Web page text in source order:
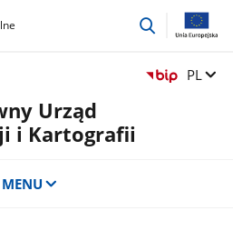
przejdź
Zmień
PL
Urząd
i Kartografii
MENU